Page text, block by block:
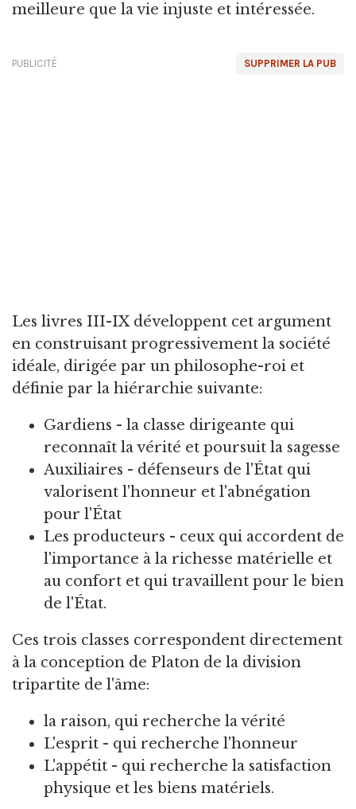
meilleure que la vie injuste et intéressée.
SUPPRIMER LA PUB
PUBLICITÉ
Les livres III-IX développent cet argument
en construisant progressivement la société
idéale, dirigée par un philosophe-roi et
définie par la hiérarchie suivante:
Gardiens - la classe dirigeante qui
reconnaît la vérité et poursuit la sagesse
Auxiliaires - défenseurs de l'État qui
valorisent l'honneur et l'abnégation
pour l'État
Les producteurs - ceux qui accordent de
l'importance à la richesse matérielle et
au confort et qui travaillent pour le bien
de l'État.
Ces trois classes correspondent directement
à la conception de Platon de la division
tripartite de l'âme:
la raison, qui recherche la vérité
L'esprit - qui recherche l'honneur
L'appétit - qui recherche la satisfaction
physique et les biens matériels.